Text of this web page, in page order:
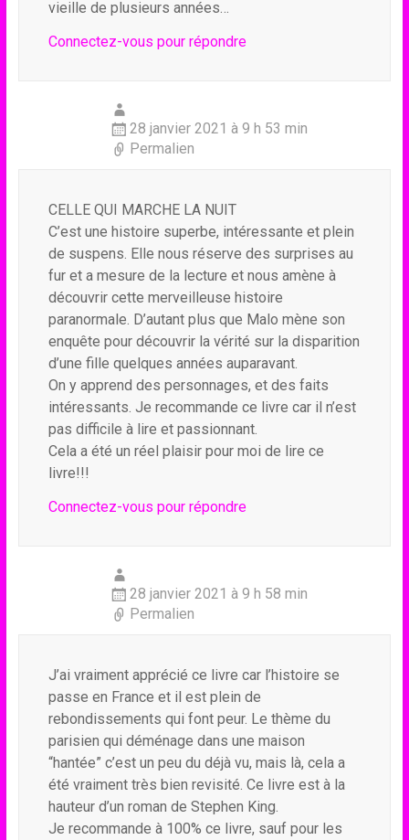
vieille de plusieurs années…
Connectez-vous pour répondre
28 janvier 2021 à 9 h 53 min
Permalien
CELLE QUI MARCHE LA NUIT
C’est une histoire superbe, intéressante et plein
de suspens. Elle nous réserve des surprises au
fur et a mesure de la lecture et nous amène à
découvrir cette merveilleuse histoire
paranormale. D’autant plus que Malo mène son
enquête pour découvrir la vérité sur la disparition
d’une fille quelques années auparavant.
On y apprend des personnages, et des faits
intéressants. Je recommande ce livre car il n’est
pas difficile à lire et passionnant.
Cela a été un réel plaisir pour moi de lire ce
livre!!!
Connectez-vous pour répondre
28 janvier 2021 à 9 h 58 min
Permalien
J’ai vraiment apprécié ce livre car l’histoire se
passe en France et il est plein de
rebondissements qui font peur. Le thème du
parisien qui déménage dans une maison
“hantée” c’est un peu du déjà vu, mais là, cela a
été vraiment très bien revisité. Ce livre est à la
hauteur d’un roman de Stephen King.
Je recommande à 100% ce livre, sauf pour les